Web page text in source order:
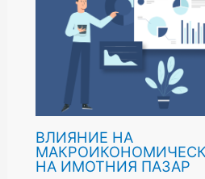
ВЛИЯНИЕ НА
НА ИМОТНИЯ ПАЗАР